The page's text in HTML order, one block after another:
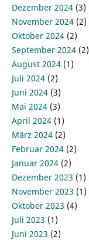
Dezember 2024 (3)
November 2024 (2)
Oktober 2024 (2)
September 2024 (2)
August 2024 (1)
Juli 2024 (2)
Juni 2024 (3)
Mai 2024 (3)
April 2024 (1)
März 2024 (2)
Februar 2024 (2)
Januar 2024 (2)
Dezember 2023 (1)
November 2023 (1)
Oktober 2023 (4)
Juli 2023 (1)
Juni 2023 (2)